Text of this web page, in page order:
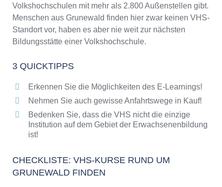
Online-Kurse als alternative Angebote zu
VHS-Kursen
Die VHS als Inbegriff der Erwachsenenbildung
Das bundesweite Netzwerk der
Abendschulen rund um Grunewald
Bildungsangebote der VHS
Volkshochschulen mit mehr als 2.800 Außenstellen gibt.
Menschen aus Grunewald finden hier zwar keinen VHS-
Standort vor, haben es aber nie weit zur nächsten
Bildungsstätte einer Volkshochschule.
3 QUICKTIPPS
Erkennen Sie die Möglichkeiten des E-Learnings!
Nehmen Sie auch gewisse Anfahrtswege in Kauf!
Bedenken Sie, dass die VHS nicht die einzige
Institution auf dem Gebiet der Erwachsenenbildung
ist!
CHECKLISTE: VHS-KURSE RUND UM
GRUNEWALD FINDEN